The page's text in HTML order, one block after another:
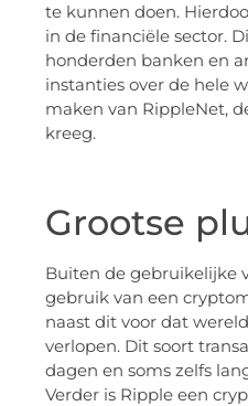
te kunnen doen.
in de financiële sector.
honderden banken en
instanties over de hele
maken van RippleNet,
kreeg.
Grootse
Buiten de gebruikelijke
gebruik van een
naast dit voor dat
verlopen. Dit soort
dagen en soms zelfs
Verder is Ripple een